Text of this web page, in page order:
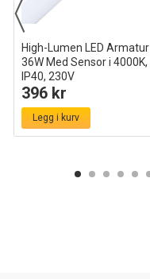
High-Lumen LED Armatur
36W Med Sensor i 4000K,
IP40, 230V
120cm
396 kr
Legg i kurv